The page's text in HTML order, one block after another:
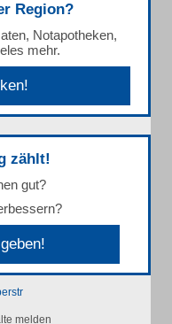
Region?
Notapotheken,
mehr.
zählt!
gut?
melden